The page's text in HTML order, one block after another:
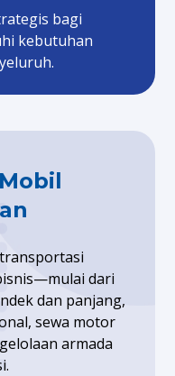
bagi
kebutuhan
dari
dan panjang,
sewa motor
armada